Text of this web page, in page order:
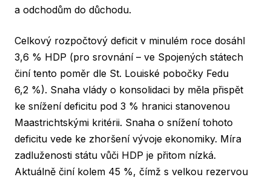
a odchodům do důchodu.
Celkový rozpočtový deficit v minulém roce dosáhl
3,6 % HDP (pro srovnání – ve Spojených státech
činí tento poměr dle St. Louiské pobočky Fedu
6,2 %). Snaha vlády o konsolidaci by měla přispět
ke snížení deficitu pod 3 % hranici stanovenou
Maastrichtskými kritérii. Snaha o snížení tohoto
deficitu vede ke zhoršení vývoje ekonomiky. Míra
zadluženosti státu vůči HDP je přitom nízká.
Aktuálně činí kolem 45 %, čímž s velkou rezervou